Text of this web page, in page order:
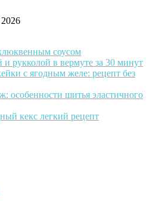
соусом
и рукколой в вермуте за 30 минут
с ягодным желе: рецепт без
особенности шитья эластичного
кекс легкий рецепт